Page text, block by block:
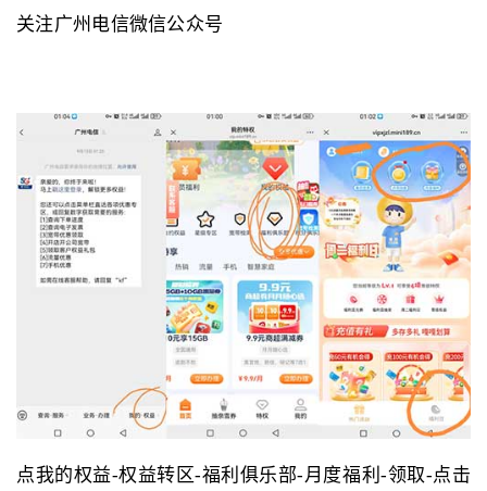
关注广州电信微信公众号
点我的权益-权益转区-福利俱乐部-月度福利-领取-点击